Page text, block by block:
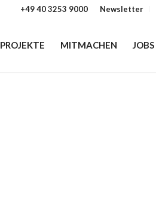
Newsletter
+49 40 3253 9000
PROJEKTE MITMACHEN JOBS